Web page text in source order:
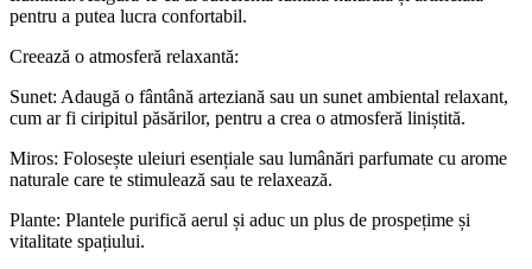
pentru a putea lucra confortabil.
Creează o atmosferă relaxantă:
Sunet: Adaugă o fântână arteziană sau un sunet ambiental relaxant,
cum ar fi ciripitul păsărilor, pentru a crea o atmosferă liniștită.
Miros: Folosește uleiuri esențiale sau lumânări parfumate cu arome
naturale care te stimulează sau te relaxează.
Plante: Plantele purifică aerul și aduc un plus de prospețime și
vitalitate spațiului.